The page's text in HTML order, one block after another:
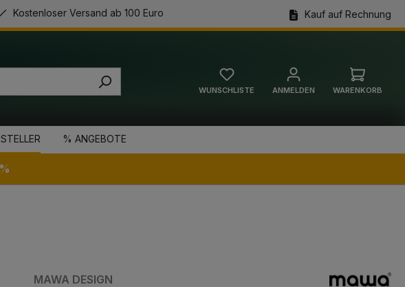
Kostenloser Versand ab 100 Euro Kauf auf Rechnung
WUNSCHLISTE ANMELDEN WARENKORB
% ANGEBOTE
MAWA DESIGN